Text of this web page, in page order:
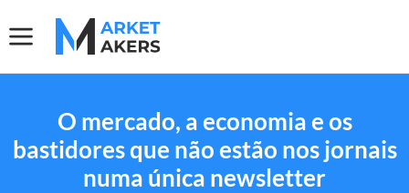
O mercado, a economia e os
bastidores que não estão nos jornais
numa única newsletter